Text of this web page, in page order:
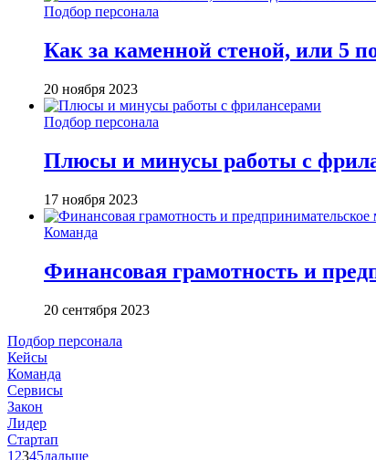
Подбор персонала
Как за каменной стеной, или 5
20 ноября 2023
Подбор персонала
Плюсы и минусы работы с
17 ноября 2023
Команда
Финансовая грамотность и
20 сентября 2023
Подбор персонала
Кейсы
Команда
Сервисы
Закон
Лидер
Стартап
1 2345дальше